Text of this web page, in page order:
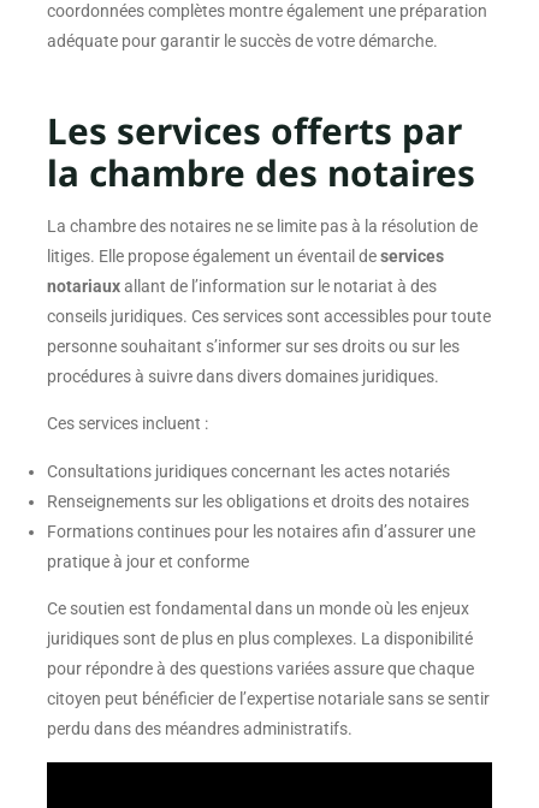
coordonnées complètes montre également une préparation
adéquate pour garantir le succès de votre démarche.
Les services offerts par
la chambre des notaires
La chambre des notaires ne se limite pas à la résolution de
litiges. Elle propose également un éventail deservices
notariauxallant de l’information sur le notariat à des
conseils juridiques. Ces services sont accessibles pour toute
personne souhaitant s’informer sur ses droits ou sur les
procédures à suivre dans divers domaines juridiques.
Ces services incluent :
Consultations juridiques concernant les actes notariés
Renseignements sur les obligations et droits des notaires
Formations continues pour les notaires afin d’assurer une
pratique à jour et conforme
Ce soutien est fondamental dans un monde où les enjeux
juridiques sont de plus en plus complexes. La disponibilité
pour répondre à des questions variées assure que chaque
citoyen peut bénéficier de l’expertise notariale sans se sentir
perdu dans des méandres administratifs.